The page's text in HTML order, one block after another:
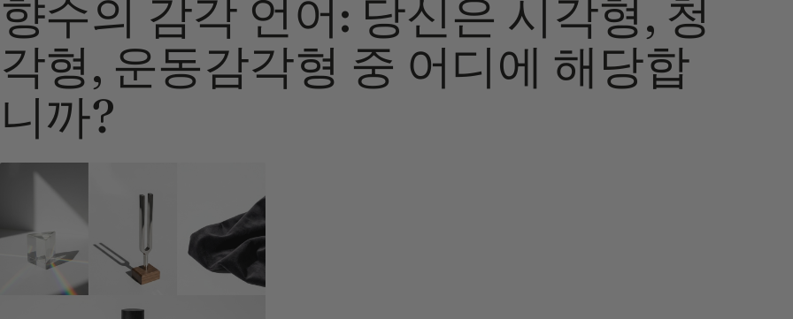
향수의 감각 언어: 당신은 시각형, 청
각형, 운동감각형 중 어디에 해당합
니까?